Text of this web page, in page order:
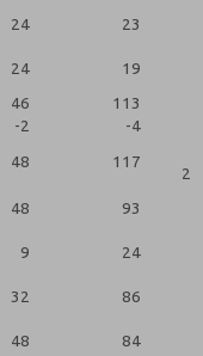
24 23
24 19
46
-2
113
-4
48 117
2
48 93
9 24
32 86
48 84